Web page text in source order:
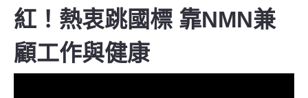
紅！熱衷跳國標 靠NMN兼
顧工作與健康